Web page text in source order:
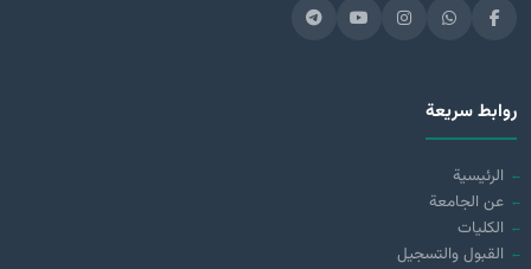
روابط سريعة
الرئيسية
عن الجامعة
الكليات
القبول والتسجيل